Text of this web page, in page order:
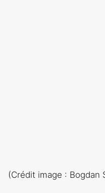
(Crédit image : Bogdan